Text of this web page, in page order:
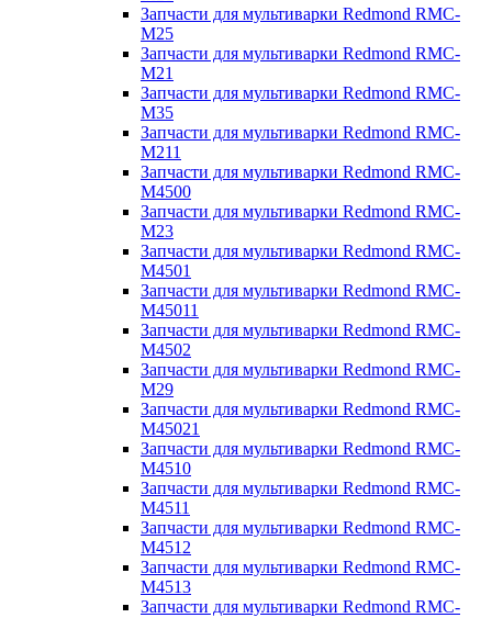
Запчасти для мультиварки Redmond RMC-
M25
Запчасти для мультиварки Redmond RMC-
M21
Запчасти для мультиварки Redmond RMC-
M35
Запчасти для мультиварки Redmond RMC-
M211
Запчасти для мультиварки Redmond RMC-
M4500
Запчасти для мультиварки Redmond RMC-
M23
Запчасти для мультиварки Redmond RMC-
M4501
Запчасти для мультиварки Redmond RMC-
M45011
Запчасти для мультиварки Redmond RMC-
M4502
Запчасти для мультиварки Redmond RMC-
M29
Запчасти для мультиварки Redmond RMC-
M45021
Запчасти для мультиварки Redmond RMC-
M4510
Запчасти для мультиварки Redmond RMC-
M4511
Запчасти для мультиварки Redmond RMC-
M4512
Запчасти для мультиварки Redmond RMC-
M4513
Запчасти для мультиварки Redmond RMC-